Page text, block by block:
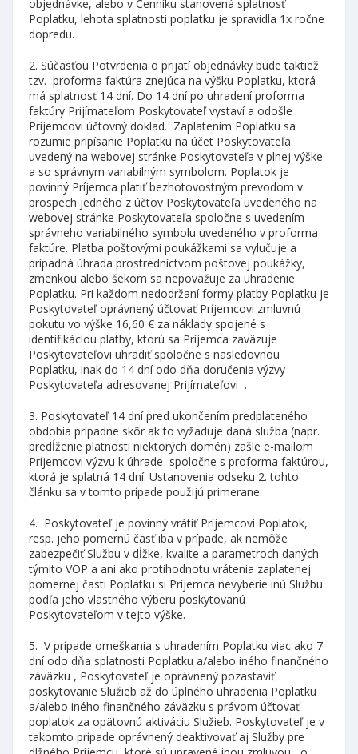
objednávke, alebo v Cenníku stanovená splatnosť
Poplatku, lehota splatnosti poplatku je spravidla 1x ročne
dopredu.
2. Súčasťou Potvrdenia o prijatí objednávky bude taktiež
tzv. proforma faktúra znejúca na výšku Poplatku, ktorá
má splatnosť 14 dní. Do 14 dní po uhradení proforma
faktúry Prijímateľom Poskytovateľ vystaví a odošle
Príjemcovi účtovný doklad. Zaplatením Poplatku sa
rozumie pripísanie Poplatku na účet Poskytovateľa
uvedený na webovej stránke Poskytovateľa v plnej výške
a so správnym variabilným symbolom. Poplatok je
povinný Príjemca platiť bezhotovostným prevodom v
prospech jedného z účtov Poskytovateľa uvedeného na
webovej stránke Poskytovateľa spoločne s uvedením
správneho variabilného symbolu uvedeného v proforma
faktúre. Platba poštovými poukážkami sa vylučuje a
prípadná úhrada prostredníctvom poštovej poukážky,
zmenkou alebo šekom sa nepovažuje za uhradenie
Poplatku. Pri každom nedodržaní formy platby Poplatku je
Poskytovateľ oprávnený účtovať Príjemcovi zmluvnú
pokutu vo výške 16,60 € za náklady spojené s
identifikáciou platby, ktorú sa Príjemca zaväzuje
Poskytovateľovi uhradiť spoločne s nasledovnou
Poplatku, inak do 14 dní odo dňa doručenia výzvy
Poskytovateľa adresovanej Prijímateľovi .
3. Poskytovateľ 14 dní pred ukončením predplateného
obdobia prípadne skôr ak to vyžaduje daná služba (napr.
predĺženie platnosti niektorých domén) zašle e-mailom
Príjemcovi výzvu k úhrade spoločne s proforma faktúrou,
ktorá je splatná 14 dní. Ustanovenia odseku 2. tohto
článku sa v tomto prípade použijú primerane.
4. Poskytovateľ je povinný vrátiť Príjemcovi Poplatok,
resp. jeho pomernú časť iba v prípade, ak nemôže
zabezpečiť Službu v dĺžke, kvalite a parametroch daných
týmito VOP a ani ako protihodnotu vrátenia zaplatenej
pomernej časti Poplatku si Príjemca nevyberie inú Službu
podľa jeho vlastného výberu poskytovanú
Poskytovateľom v tejto výške.
5. V prípade omeškania s uhradením Poplatku viac ako 7
dní odo dňa splatnosti Poplatku a/alebo iného finančného
záväzku , Poskytovateľ je oprávnený pozastaviť
poskytovanie Služieb až do úplného uhradenia Poplatku
a/alebo iného finančného záväzku s právom účtovať
poplatok za opätovnú aktiváciu Služieb. Poskytovateľ je v
takomto prípade oprávnený deaktivovať aj Služby pre